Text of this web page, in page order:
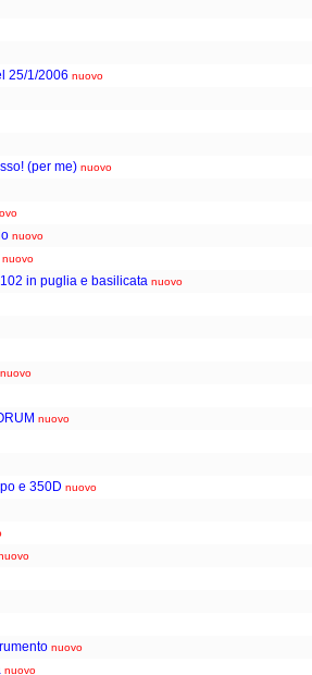
25/1/2006 nuovo
(per me) nuovo
nuovo
nuovo
in puglia e basilicata nuovo
nuovo
nuovo
e 350D nuovo
nuovo
nuovo